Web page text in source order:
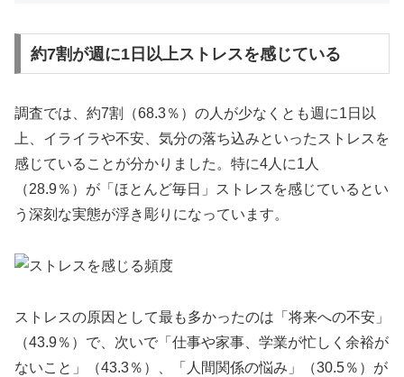
約7割が週に1日以上ストレスを感じている
調査では、約7割（68.3％）の人が少なくとも週に1日以
上、イライラや不安、気分の落ち込みといったストレスを
感じていることが分かりました。特に4人に1人
（28.9％）が「ほとんど毎日」ストレスを感じているとい
う深刻な実態が浮き彫りになっています。
ストレスの原因として最も多かったのは「将来への不安」
（43.9％）で、次いで「仕事や家事、学業が忙しく余裕が
ないこと」（43.3％）、「人間関係の悩み」（30.5％）が